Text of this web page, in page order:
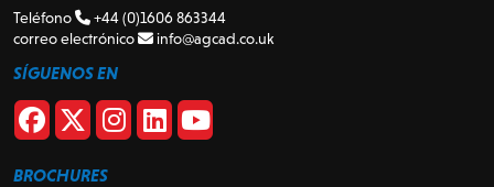
Teléfono
+44 (0)1606 863344
correo electrónico
info@agcad.co.uk
SÍGUENOS EN
BROCHURES